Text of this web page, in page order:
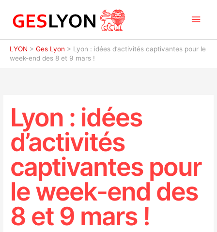
contenu
LYON > Ges Lyon > Lyon : idées d’activités captivantes pour le
week-end des 8 et 9 mars !
Lyon : idées
d’activités
captivantes pour
le week-end des
8 et 9 mars !